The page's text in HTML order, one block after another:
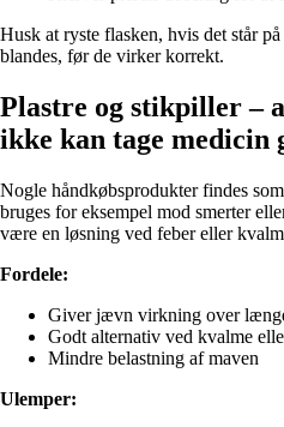
Husk at ryste flasken, hvis det står
blandes, før de virker korrekt.
Plastre og stikpiller –
ikke kan tage medicin
Nogle håndkøbsprodukter findes som
bruges for eksempel mod smerter
være en løsning ved feber eller
Fordele:
Giver jævn virkning over
Godt alternativ ved kvalme
Mindre belastning af maven
Ulemper: